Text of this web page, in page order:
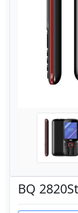
Назад
BQ